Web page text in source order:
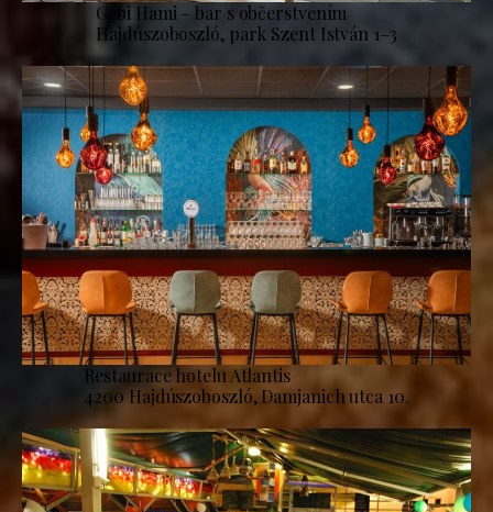
Gabi Hami – bar s občerstvením
Hajdúszoboszló, park Szent István 1–3
Restaurace hotelu Atlantis
4200 Hajdúszoboszló, Damjanich utca 10.